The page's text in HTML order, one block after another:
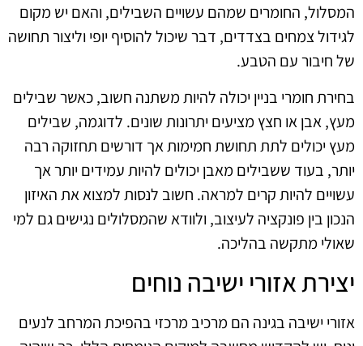
המסלול, החומרים שמהם עשויים השבילים, והאם יש מקום
לגידול צמחים בצדדים, דבר שיכול להוסיף יופי וליצור תחושה
של חיבור עם הטבע.
בחירת חומרי בניין יכולה להיות משתנה חשוב, כאשר שבילים
מעץ, אבן או חצץ מציעים יתרונות שונים. לדוגמה, שבילים
מעץ יכולים לתת תחושת חמימות אך דורשים תחזוקה רבה
יותר, בעוד ששבילים מאבן יכולים להיות עמידים יותר אך
עשויים להיות קרים למראה. חשוב לנסות למצוא את האיזון
הנכון בין פונקציה לעיצוב, ולוודא שהמסלולים נגישים גם למי
שאולי מתקשה בהליכה.
יצירת אזורי ישיבה נוחים
אזורי ישיבה בגינה הם מרכיב מרכזי בהפיכת המרחב לנעים